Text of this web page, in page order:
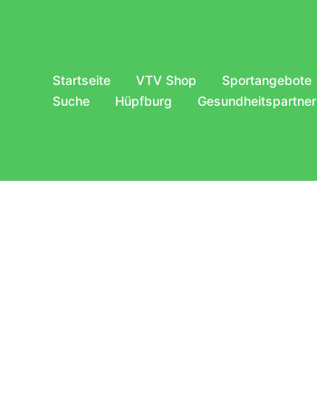
Startseite VTV Shop Sportangebote
Suche
Hüpfburg Gesundheitspartner